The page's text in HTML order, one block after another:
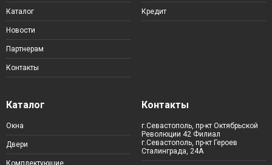
Каталог
Новости
Партнерам
Контакты
Кредит
Каталог
Окна
Двери
Комплектующие
Контакты
г.Севастополь, пр-кт Октябрьской
Революции 42 Филиал
г.Севастополь, пр-кт Героев
Сталинграда, 24А